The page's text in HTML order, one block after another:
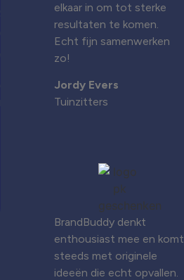
elkaar in om tot sterke
resultaten te komen.
Echt fijn samenwerken
zo!
Jordy Evers
Tuinzitters
BrandBuddy denkt
enthousiast mee en komt
steeds met originele
ideeën die echt opvallen.